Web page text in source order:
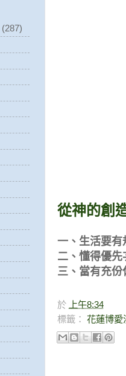
從神的創
一、生活要有
二、懂得優先
三、當有充份
於
上午8:34
標籤： 花蓮博愛
(287)